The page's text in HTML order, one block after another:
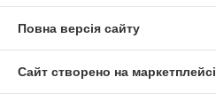
Повна версія сайту
Сайт створено на маркетплейсі